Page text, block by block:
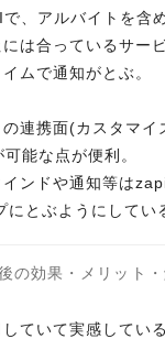
、アルバイトを含
は合っているサー
ムで通知がとぶ。
の連携面(カスタマイ
能な点が便利。
ンドや通知等は
とぶようにしてい
の効果・メリット
ていて実感してい